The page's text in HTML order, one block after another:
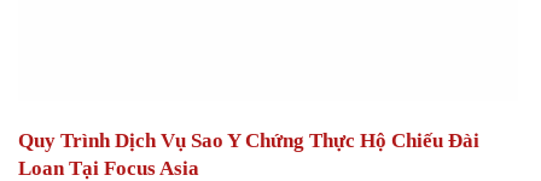
Quy Trình Dịch Vụ Sao Y Chứng Thực Hộ Chiếu Đài
Loan Tại Focus Asia